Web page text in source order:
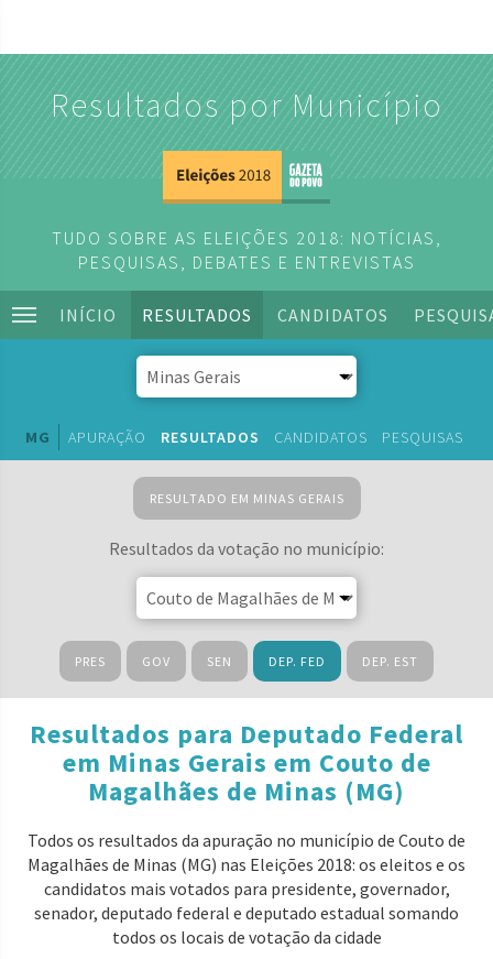
Resultados por Município
TUDO SOBRE AS ELEIÇÕES 2018: NOTÍCIAS,
PESQUISAS, DEBATES E ENTREVISTAS
INÍCIO RESULTADOS CANDIDATOS
MG APURAÇÃO RESULTADOS CANDIDATOS PESQUISAS
RESULTADO EM MINAS GERAIS
Resultados da votação no município:
PRES GOV SEN DEP. FED DEP. EST
Resultados para Deputado Federal
em Minas Gerais em Couto de
Magalhães de Minas (MG)
Todos os resultados da apuração no município de Couto de
Magalhães de Minas (MG) nas Eleições 2018: os eleitos e os
candidatos mais votados para presidente, governador,
senador, deputado federal e deputado estadual somando
todos os locais de votação da cidade